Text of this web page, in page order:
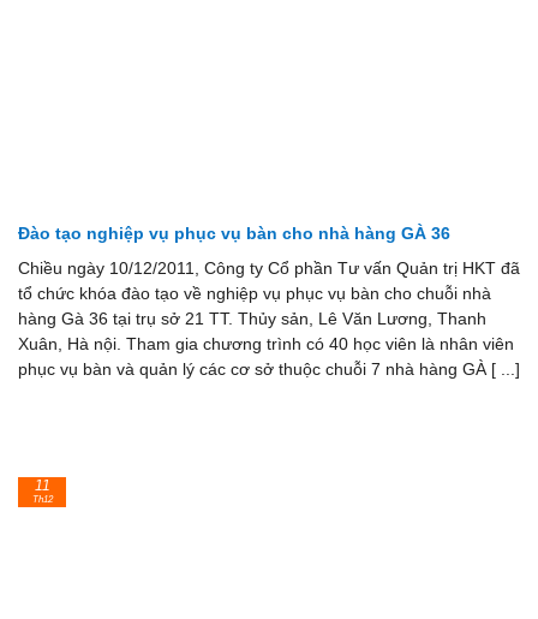
Đào tạo nghiệp vụ phục vụ bàn cho nhà hàng GÀ 36
Chiều ngày 10/12/2011, Công ty Cổ phần Tư vấn Quản trị HKT đã
tổ chức khóa đào tạo về nghiệp vụ phục vụ bàn cho chuỗi nhà
hàng Gà 36 tại trụ sở 21 TT. Thủy sản, Lê Văn Lương, Thanh
Xuân, Hà nội. Tham gia chương trình có 40 học viên là nhân viên
phục vụ bàn và quản lý các cơ sở thuộc chuỗi 7 nhà hàng GÀ [ ...]
11
Th12